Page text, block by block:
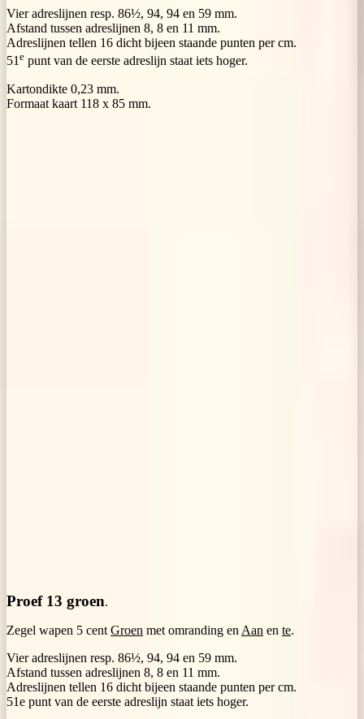
Vier adreslijnen resp. 86½, 94, 94 en 59 mm.
Afstand tussen adreslijnen 8, 8 en 11 mm.
Adreslijnen tellen 16 dicht bijeen staande punten per cm.
51e punt van de eerste adreslijn staat iets hoger.
Kartondikte 0,23 mm.
Formaat kaart 118 x 85 mm.
Proef 13 groen.
Zegel wapen 5 cent Groen met omranding en Aan en te.
Vier adreslijnen resp. 86½, 94, 94 en 59 mm.
Afstand tussen adreslijnen 8, 8 en 11 mm.
Adreslijnen tellen 16 dicht bijeen staande punten per cm.
51e punt van de eerste adreslijn staat iets hoger.